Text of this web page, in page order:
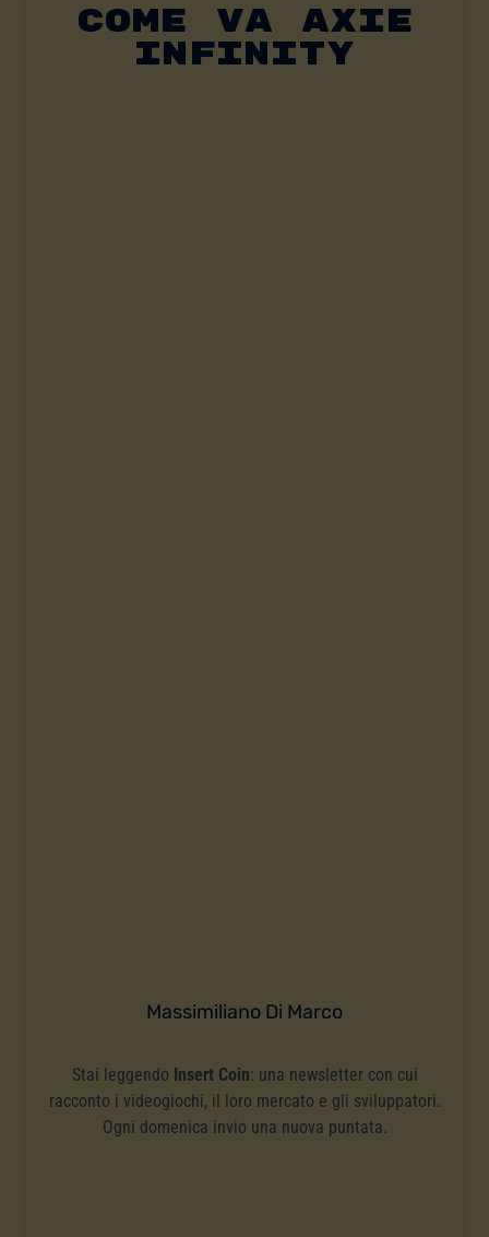
Come Va Axie
Infinity
Massimiliano Di Marco
Stai leggendo Insert Coin: una newsletter con cui
racconto i videogiochi, il loro mercato e gli sviluppatori.
Ogni domenica invio una nuova puntata.